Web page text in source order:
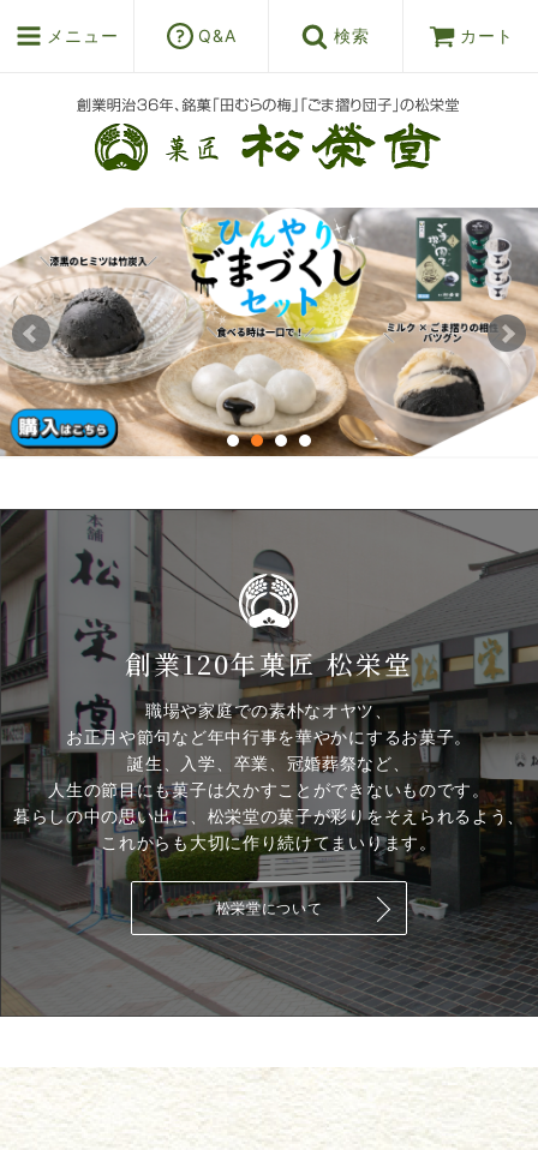
メニュー Q&A 検索 カート
創業120年菓匠 松栄堂
職場や家庭での素朴なオヤツ、
お正月や節句など年中行事を華やかにするお菓子。
誕生、入学、卒業、冠婚葬祭など、
人生の節目にも菓子は欠かすことができないものです。
暮らしの中の思い出に、松栄堂の菓子が彩りをそえられるよう、
これからも大切に作り続けてまいります。
松栄堂について